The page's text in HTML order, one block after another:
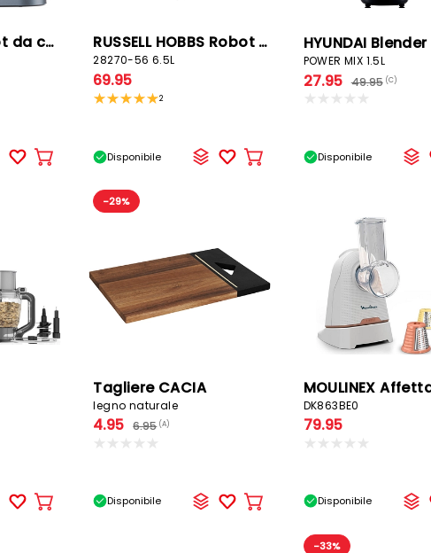
KENWOOD Robot da cucina
Aggiungere
carrello
RUSSELL HOBBS Robot multi-cottura
28270-56 6.5L
69.95
2
Disponibile Aggiungere
HYUNDAI Blender
POWER MIX 1.5L
27.95 49.95 (C)
Disponibile
Aggiungere
-29%
Tagliere CACIA
legno naturale
4.95 6.95 (A)
Disponibile Aggiungere
carrello
DK863BE0
79.95
Disponibile
-33%